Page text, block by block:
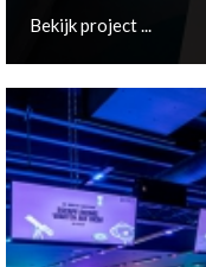
Bekijk project ...